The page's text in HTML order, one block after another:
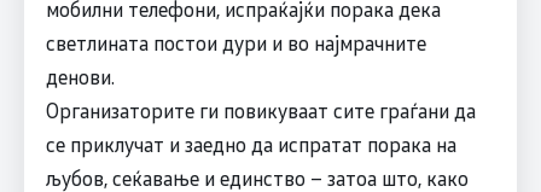
мобилни телефони, испраќајќи порака дека
светлината постои дури и во најмрачните
денови.
Организаторите ги повикуваат сите граѓани да
се приклучат и заедно да испратат порака на
љубов, сеќавање и единство – затоа што, како